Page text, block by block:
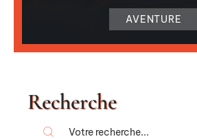
AVENTURE
Recherche